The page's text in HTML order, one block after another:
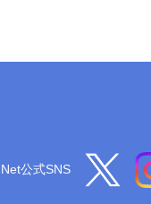
公式SNS